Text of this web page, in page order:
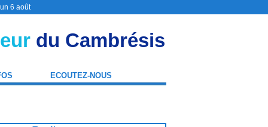
6 août
du Cambrésis
ECOUTEZ-NOUS